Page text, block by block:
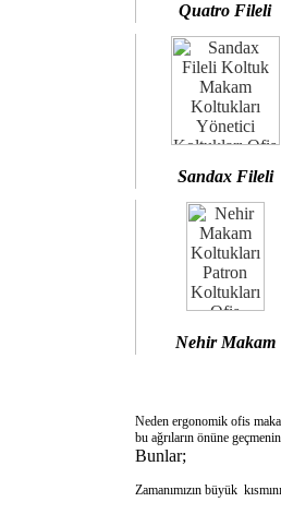
Quatro Fileli
Sandax Fileli
Nehir Makam
Neden ergonomik ofis
bu ağrıların önüne
Bunlar;
Zamanımızın büyük